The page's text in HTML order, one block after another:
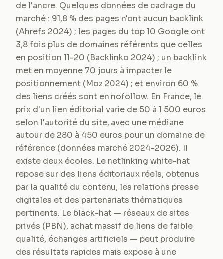
de l'ancre. Quelques données de cadrage du
marché : 91,8 % des pages n'ont aucun backlink
(Ahrefs 2024) ; les pages du top 10 Google ont
3,8 fois plus de domaines référents que celles
en position 11-20 (Backlinko 2024) ; un backlink
met en moyenne 70 jours à impacter le
positionnement (Moz 2024) ; et environ 60 %
des liens créés sont en nofollow. En France, le
prix d'un lien éditorial varie de 50 à 1 500 euros
selon l'autorité du site, avec une médiane
autour de 280 à 450 euros pour un domaine de
référence (données marché 2024-2026). Il
existe deux écoles. Le netlinking white-hat
repose sur des liens éditoriaux réels, obtenus
par la qualité du contenu, les relations presse
digitales et des partenariats thématiques
pertinents. Le black-hat — réseaux de sites
privés (PBN), achat massif de liens de faible
qualité, échanges artificiels — peut produire
des résultats rapides mais expose à une